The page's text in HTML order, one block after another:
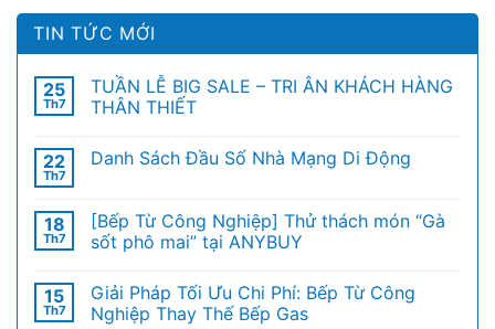
TIN TỨC MỚI
25
Th7
TUẦN LỄ BIG SALE – TRI ÂN KHÁCH HÀNG
THÂN THIẾT
22
Th7
Danh Sách Đầu Số Nhà Mạng Di Động
18
Th7
[Bếp Từ Công Nghiệp] Thử thách món “Gà
sốt phô mai” tại ANYBUY
15
Th7
Giải Pháp Tối Ưu Chi Phí: Bếp Từ Công
Nghiệp Thay Thế Bếp Gas